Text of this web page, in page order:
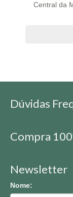
Central da
Dúvidas
Compra
Newsletter
Nome: